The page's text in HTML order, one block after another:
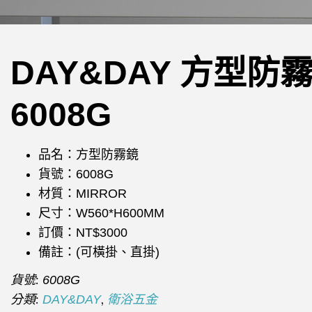
DAY&DAY 方型防
6008G
品名：方型防霧鏡
貨號：6008G
材質：MIRROR
尺寸：W560*H600MM
訂價：NT$3000
備註：(可橫掛、直掛)
貨號: 6008G
分類: DAY&DAY, 衛浴五金